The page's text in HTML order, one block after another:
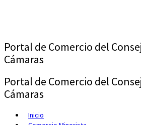
Portal de Comercio del
Cámaras
Portal de Comercio del
Cámaras
Inicio